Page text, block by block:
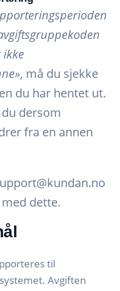
ikke
, må du sjekke
du har hentet ut.
dersom
fra en annen
dette.
til
Avgiften